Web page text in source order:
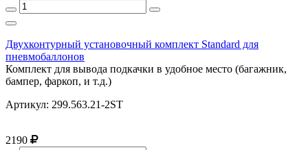
Двухконтурный установочный комплект Standard для
пневмобаллонов
Комплект для вывода подкачки в удобное место (багажник,
бампер, фаркоп, и т.д.)
Артикул: 299.563.21-2ST
2190